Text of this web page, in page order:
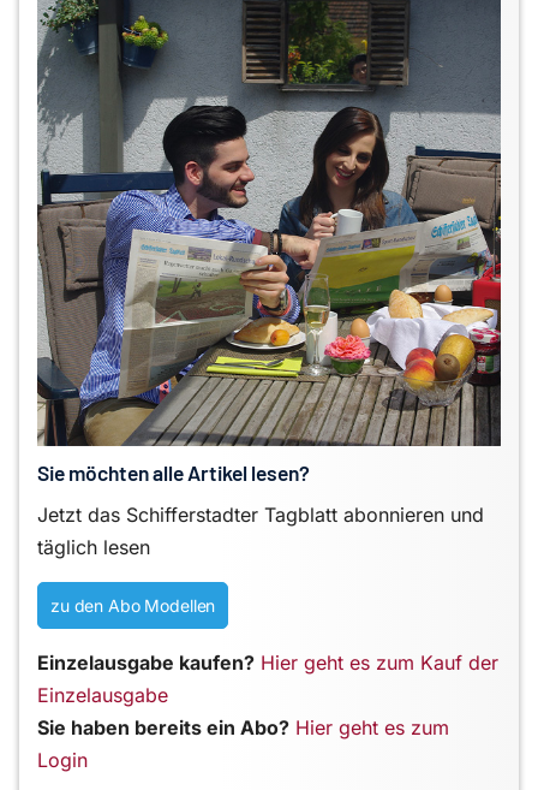
Sie möchten alle Artikel lesen?
Jetzt das Schifferstadter Tagblatt abonnieren und
täglich lesen
zu den Abo Modellen
Einzelausgabe kaufen? Hier geht es zum Kauf der
Einzelausgabe
Sie haben bereits ein Abo? Hier geht es zum
Login